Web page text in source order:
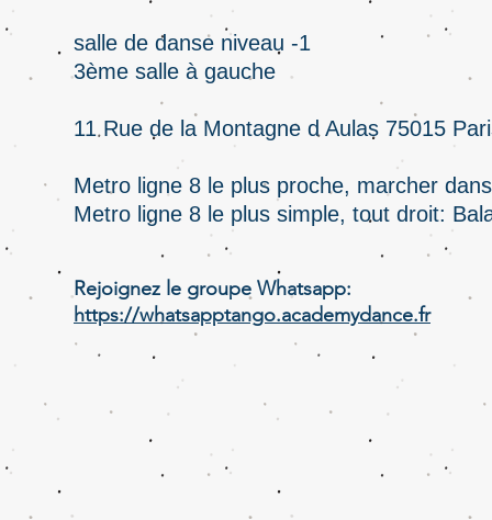
salle de danse niveau -1
3ème salle à gauche
11 Rue de la Montagne d Aulas 75015
Metro ligne 8 le plus proche, marcher
Metro ligne 8 le plus simple, tout droit:
Rejoignez le groupe Whatsapp:
https://whatsapptango.academydance.fr